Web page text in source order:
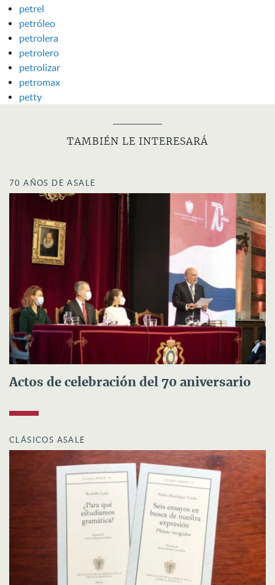
petrel
petróleo
petrolera
petrolero
petrolizar
petromax
petty
TAMBIÉN LE INTERESARÁ
70 AÑOS DE ASALE
Actos de celebración del 70 aniversario
CLÁSICOS ASALE